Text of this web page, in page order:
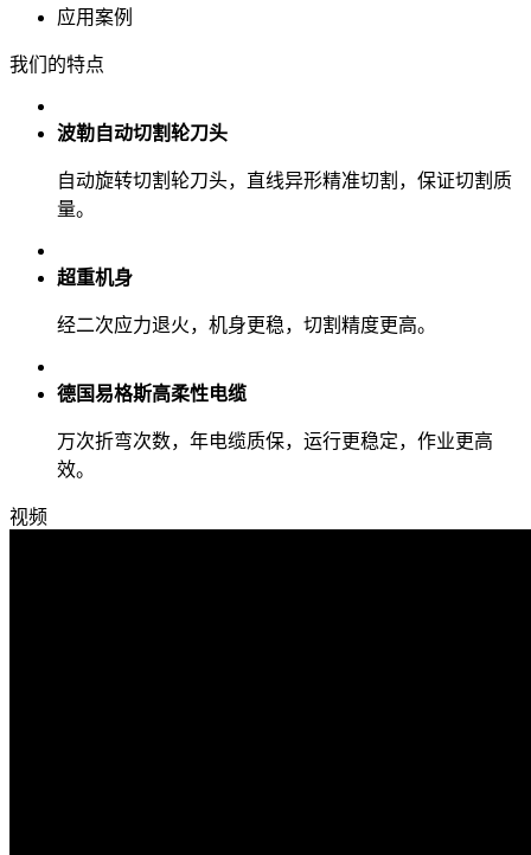
应用案例
我们的特点
波勒自动切割轮刀头
自动旋转切割轮刀头，直线异形精准切割，保证切割质
量。
超重机身
经二次应力退火，机身更稳，切割精度更高。
德国易格斯高柔性电缆
万次折弯次数，年电缆质保，运行更稳定，作业更高
效。
视频